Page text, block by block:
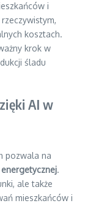
i
kosztach.
krok w
śladu
AI w
pozwala na
.
ale także
mieszkańców i